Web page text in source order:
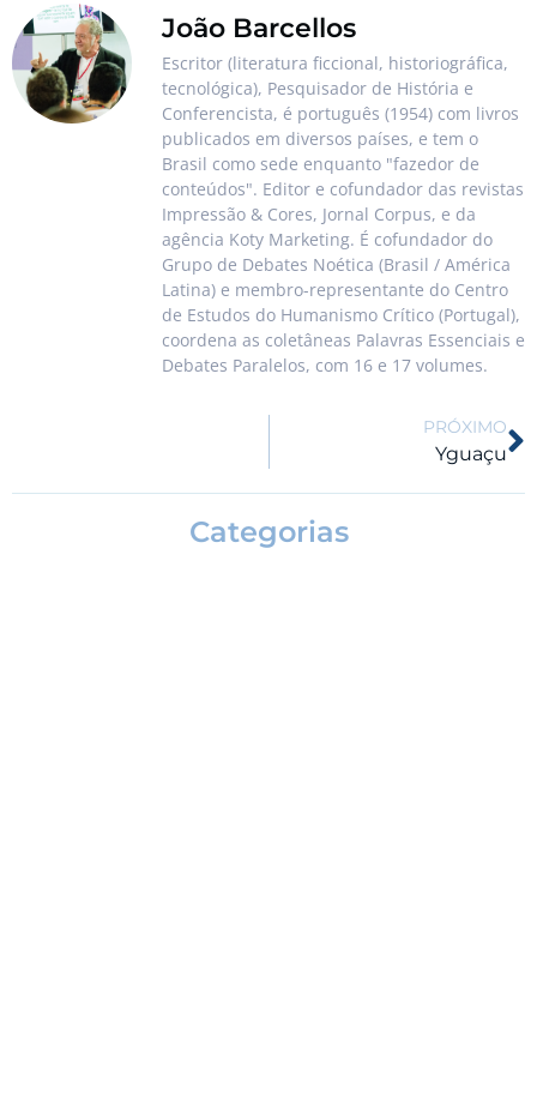
João Barcellos
Escritor (literatura ficcional, historiográfica,
tecnológica), Pesquisador de História e
Conferencista, é português (1954) com livros
publicados em diversos países, e tem o
Brasil como sede enquanto "fazedor de
conteúdos". Editor e cofundador das revistas
Impressão & Cores, Jornal Corpus, e da
agência Koty Marketing. É cofundador do
Grupo de Debates Noética (Brasil / América
Latina) e membro-representante do Centro
de Estudos do Humanismo Crítico (Portugal),
coordena as coletâneas Palavras Essenciais e
Debates Paralelos, com 16 e 17 volumes.
PRÓXIMO
Yguaçu
Categorias